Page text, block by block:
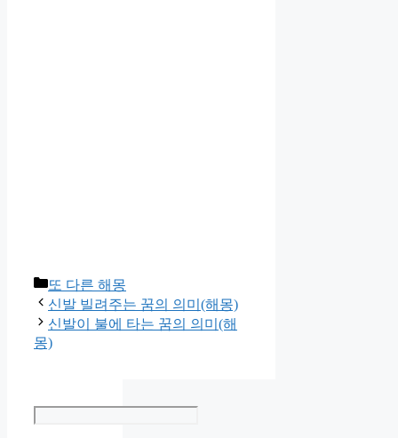
Categories
또 다른 해몽
신발 빌려주는 꿈의 의미(해몽)
신발이 불에 타는 꿈의 의미(해
몽)
Search